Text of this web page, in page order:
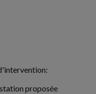
proposée